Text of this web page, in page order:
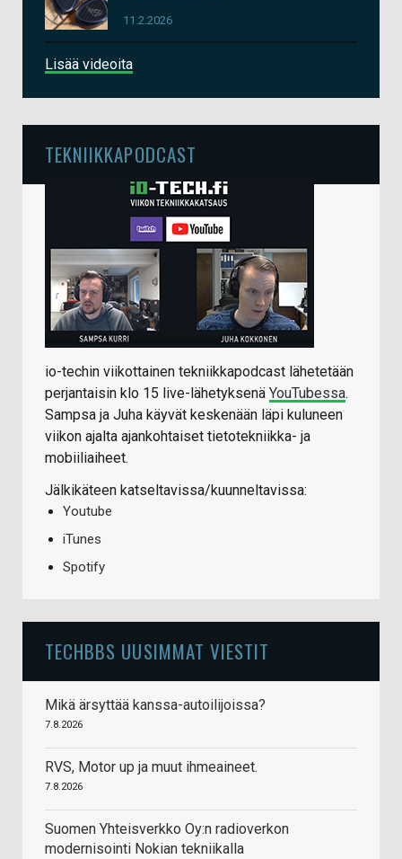
11.2.2026
Lisää videoita
TEKNIIKKAPODCAST
io-techin viikottainen tekniikkapodcast lähetetään
perjantaisin klo 15 live-lähetyksenä YouTubessa.
Sampsa ja Juha käyvät keskenään läpi kuluneen
viikon ajalta ajankohtaiset tietotekniikka- ja
mobiiliaiheet.
Jälkikäteen katseltavissa/kuunneltavissa:
Youtube
iTunes
Spotify
TECHBBS UUSIMMAT VIESTIT
Mikä ärsyttää kanssa-autoilijoissa?
7.8.2026
RVS, Motor up ja muut ihmeaineet.
7.8.2026
Suomen Yhteisverkko Oy:n radioverkon
modernisointi Nokian tekniikalla